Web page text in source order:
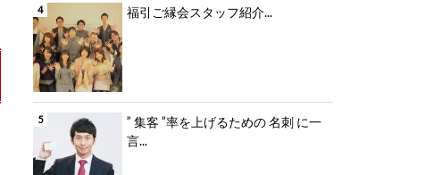
福引ご縁会スタッフ紹介...
” 集客 ”率を上げるための 名刺 に一
言...